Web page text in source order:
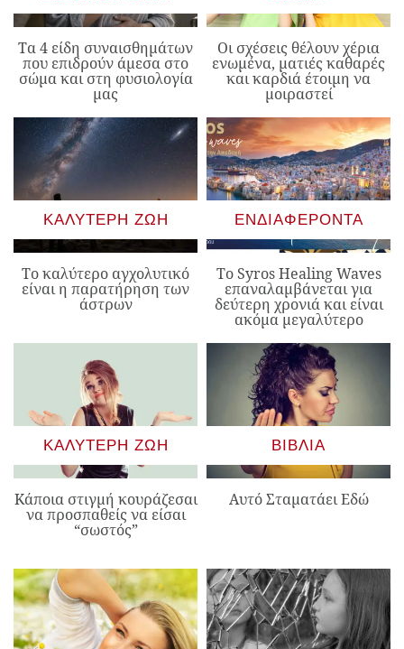
Τα 4 είδη συναισθημάτων
που επιδρούν άμεσα στο
σώμα και στη φυσιολογία
μας
Οι σχέσεις θέλουν χέρια
ενωμένα, ματιές καθαρές
και καρδιά έτοιμη να
μοιραστεί
ΚΑΛΎΤΕΡΗ ΖΩΉ
Το καλύτερο αγχολυτικό
είναι η παρατήρηση των
άστρων
ΕΝΔΙΑΦΈΡΟΝΤΑ
Το Syros Healing Waves
επαναλαμβάνεται για
δεύτερη χρονιά και είναι
ακόμα μεγαλύτερο
ΚΑΛΎΤΕΡΗ ΖΩΉ
Κάποια στιγμή κουράζεσαι
να προσπαθείς να είσαι
“σωστός”
ΒΙΒΛΊΑ
Αυτό Σταματάει Εδώ